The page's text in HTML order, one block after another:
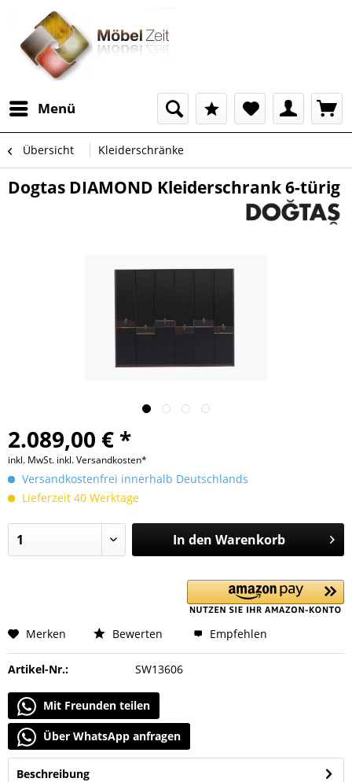
Menü
Übersicht Kleiderschränke
Dogtas DIAMOND Kleiderschrank 6-türig
2.089,00 € *
inkl. MwSt. inkl. Versandkosten*
Versandkostenfrei innerhalb Deutschlands
Lieferzeit 40 Werktage
In den Warenkorb
Merken Bewerten Empfehlen
Artikel-Nr.: SW13606
Mit Freunden teilen
Über WhatsApp anfragen
Beschreibung